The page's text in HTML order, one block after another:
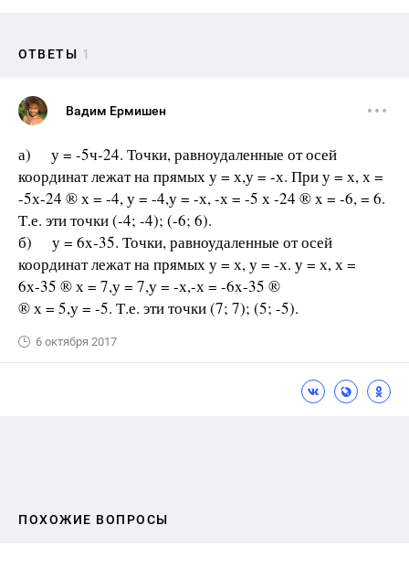
ОТВЕТЫ 1
Вадим Ермишен
а) у = -5ч-24. Точки, равноудаленные от осей
координат лежат на прямых у = х,у = -х. При у = х, х =
-5х-24 ® х = -4, у = -4,у = -х, -х = -5 х -24 ® x = -6, = 6.
Т.е. эти точки (-4; -4); (-6; 6).
б) у = 6x-35. Точки, равноудаленные от осей
координат лежат на прямых у = х, у = -х. у = х, х =
6х-35 ® х = 7,у = 7,у = -х,-х = -6x-35 ®
® х = 5,у = -5. Т.е. эти точки (7; 7); (5; -5).
6 октября 2017
ПОХОЖИЕ ВОПРОСЫ